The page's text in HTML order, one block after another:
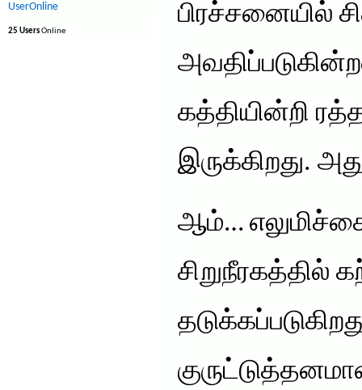
UserOnline
25 UsersOnline
பிரச்சனையில்
கத்தியின்றி
இருக்கிறது.
ஆம்…
சிறுநீரகத்தில்